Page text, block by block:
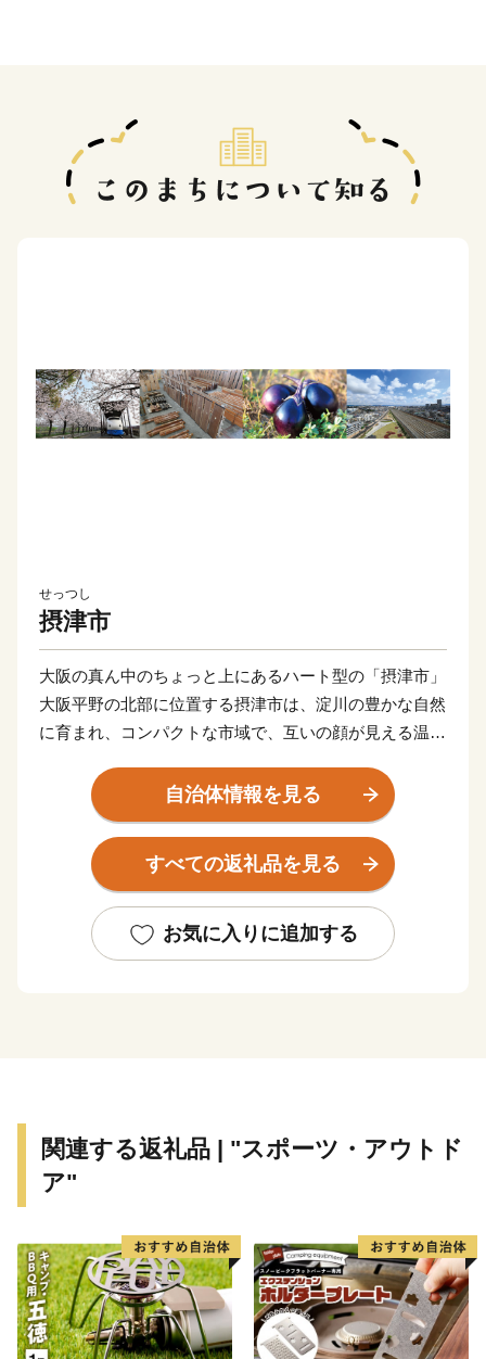
せっつし
摂津市
大阪の真ん中のちょっと上にあるハート型の「摂津市」
大阪平野の北部に位置する摂津市は、淀川の豊かな自然
に育まれ、コンパクトな市域で、互いの顔が見える温か
また、都心に近く通勤通学の利便性が良いだけではな
く、「新幹線鳥飼車両基地」「阪急電鉄正雀工場」もあ
り、鉄道好きの方にもに愛されています。
約4,000の中小企業があり、「摂津優品（せっつすぐれ
がたくさんあります。
自治体情報を見る
すべての返礼品を見る
お気に入りに追加する
関連する返礼品 | "スポーツ・アウトド
ア"